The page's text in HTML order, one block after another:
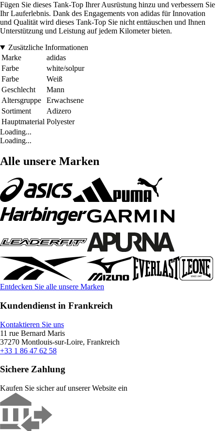
Fügen Sie dieses Tank-Top Ihrer Ausrüstung hinzu und verbessern Sie
Ihr Lauferlebnis. Dank des Engagements von adidas für Innovation
und Qualität wird dieses Tank-Top Sie nicht enttäuschen und Ihnen
Unterstützung und Leistung auf jedem Kilometer bieten.
Zusätzliche Informationen
Marke
adidas
Farbe
white/solpur
Farbe
Weiß
Geschlecht
Mann
Altersgruppe
Erwachsene
Sortiment
Adizero
Hauptmaterial Polyester
Loading...
Loading...
Alle unsere Marken
Entdecken Sie alle unsere Marken
Kundendienst in Frankreich
Kontaktieren Sie uns
11 rue Bernard Maris
37270 Montlouis-sur-Loire, Frankreich
+33 1 86 47 62 58
Sichere Zahlung
Kaufen Sie sicher auf unserer Website ein